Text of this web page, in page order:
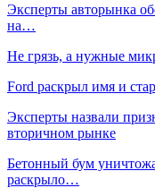
Эксперты авторынка
на…
Не грязь, а нужные
Ford раскрыл имя и
Эксперты назвали
вторичном рынке
Бетонный бум
раскрыло…